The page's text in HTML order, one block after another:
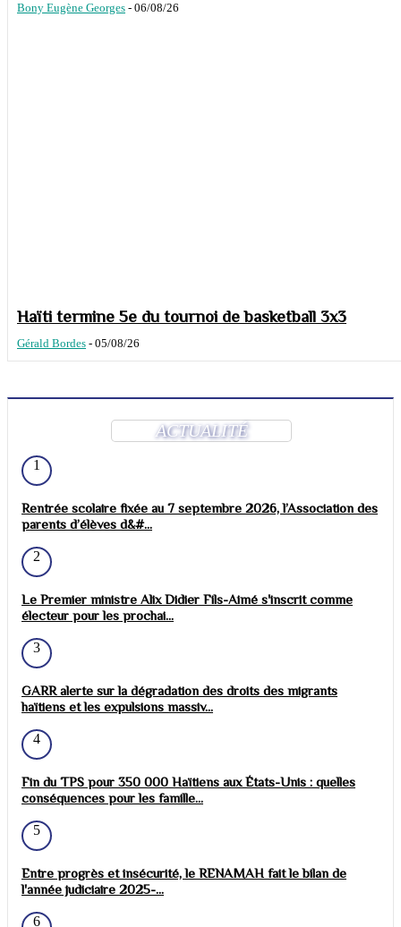
Bony Eugène Georges - 06/08/26
Haïti termine 5e du tournoi de basketball 3x3
Gérald Bordes - 05/08/26
ACTUALITÉ
1
Rentrée scolaire fixée au 7 septembre 2026, l’Association des
parents d’élèves d&#...
2
Le Premier ministre Alix Didier Fils-Aimé s'inscrit comme
électeur pour les prochai...
3
GARR alerte sur la dégradation des droits des migrants
haïtiens et les expulsions massiv...
4
Fin du TPS pour 350 000 Haïtiens aux États-Unis : quelles
conséquences pour les famille...
5
Entre progrès et insécurité, le RENAMAH fait le bilan de
l'année judiciaire 2025-...
6